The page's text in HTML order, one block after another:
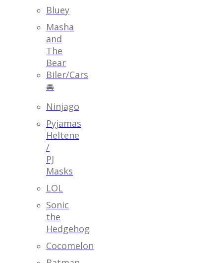
Bluey
Masha
and
The
Bear
Biler/Cars
🚘
Ninjago
Pyjamas
Heltene
/
PJ
Masks
LOL
Sonic
the
Hedgehog
Cocomelon